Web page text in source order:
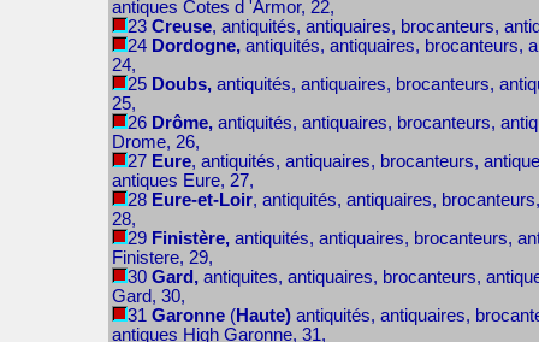
antiques Cotes d 'Armor, 22,
23 Creuse, antiquités, antiquaires, brocanteurs,
24 Dordogne, antiquités, antiquaires, brocanteurs,
24,
25 Doubs, antiquités, antiquaires, brocanteurs,
25,
26 Drôme,antiquités, antiquaires, brocanteurs,
Drome, 26,
27 Eure, antiquités, antiquaires, brocanteurs,
antiques Eure, 27,
28 Eure-et-Loir, antiquités, antiquaires,
28,
29Finistère,antiquités, antiquaires, brocanteurs,
Finistere, 29,
30Gard,antiquites, antiquaires, brocanteurs,
Gard, 30,
31 Garonne(Haute)antiquités, antiquaires,
antiques High Garonne, 31,